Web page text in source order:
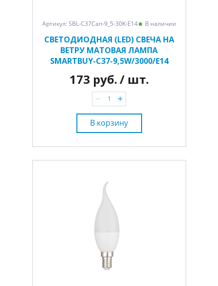
Артикул: SBL-C37Can-9_5-30K-E14 В наличии
СВЕТОДИОДНАЯ (LED) СВЕЧА НА
ВЕТРУ МАТОВАЯ ЛАМПА
SMARTBUY-C37-9,5W/3000/E14
173 руб./ шт.
В корзину